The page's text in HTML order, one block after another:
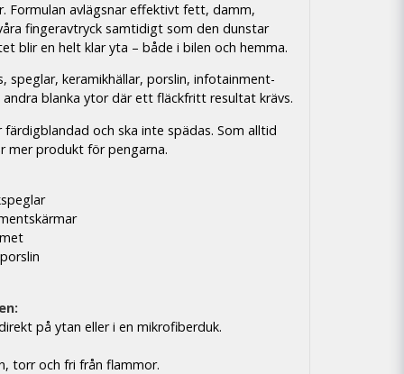
Formulan avlägsnar effektivt fett, damm,
fingeravtryck samtidigt som den dunstar
blir en helt klar yta – både i bilen och hemma.
speglar, keramikhällar, porslin, infotainment-
andra blanka ytor där ett fläckfritt resultat krävs.
färdigblandad och ska inte spädas. Som alltid
mer produkt för pengarna.
på ytan eller i en mikrofiberduk.
torr och fri från flammor.